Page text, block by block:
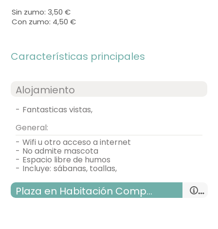
Sin zumo: 3,50 €
Con zumo: 4,50 €
Características principales
Alojamiento
-
fantasticas vistas,
General:
-
wifi u otro acceso a internet
- no admite mascota
- espacio libre de humos
- incluye: sábanas, toallas,
Plaza en Habitación Compartida